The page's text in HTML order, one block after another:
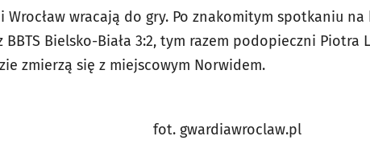
Wrocław wracają do gry. Po znakomitym spotkaniu
BBTS Bielsko-Biała 3:2, tym razem podopieczni
zmierzą się z miejscowym Norwidem.
fot. gwardiawroclaw.pl